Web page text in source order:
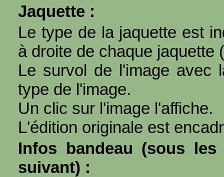
Jaquette :
Le type de la jaquette est
à droite de chaque jaquette (
Le survol de l'image avec
type de l'image.
Un clic sur l'image l'affiche.
L'édition originale est
Infos bandeau (sous
suivant) :